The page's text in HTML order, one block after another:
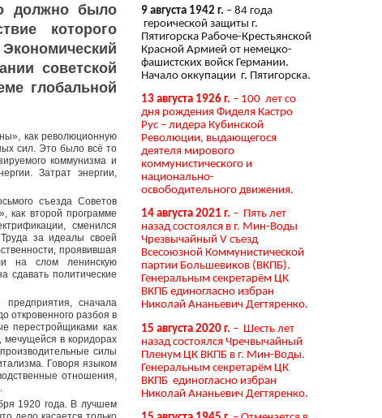
должно было
которого
советской
глобальной
как революционную
сил. Это было всё то
коммунизма и
Затрат энергии,
съезда Советов
как второй программе
сменился
за идеалы своей
проявившая
на слом ленинскую
сдавать политические
сначала
откровенного разбоя в
перестройщиками как
мечущейся в коридорах
силы
Говоря языком
отношения,
1920 года. В лучшем
9 августа 1942 г. – 84 года
героической защиты г.
Пятигорска Рабоче-Крестьянской
Красной Армией от немецко-
фашистских войск Германии.
Начало оккупации г. Пятигорска.
13 августа 1926 г. – 100 лет со
дня рождения Фиделя Кастро
Рус – лидера Кубинской
Революции, выдающегося
деятеля мирового
коммунистического и
национально-
освободительного движения.
14 августа 2021 г. – Пять лет
назад состоялся в г. Мин-Воды
Чрезвычайный V съезд
Всесоюзной Коммунистической
партии Большевиков (ВКПБ).
Генеральным секретарём ЦК
ВКПБ единогласно избран
Николай Ананьевич Дегтяренко.
15 августа 2020 г. – Шесть лет
назад состоялся Чречвычайный
Пленум ЦК ВКПБ в г. Мин-Воды.
Генеральным секретарём ЦК
ВКПБ единогласно избран
Николай Ананьевич Дегтяренко.